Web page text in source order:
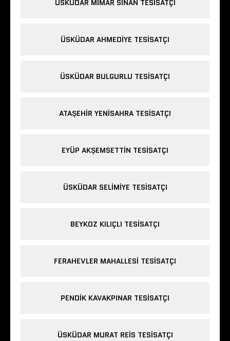
ÜSKÜDAR MIMAR SINAN TESISATÇI
ÜSKÜDAR AHMEDIYE TESISATÇI
ÜSKÜDAR BULGURLU TESISATÇI
ATAŞEHIR YENISAHRA TESISATÇI
EYÜP AKŞEMSETTIN TESISATÇI
ÜSKÜDAR SELIMIYE TESISATÇI
BEYKOZ KILIÇLI TESISATÇI
FERAHEVLER MAHALLESI TESISATÇI
PENDIK KAVAKPINAR TESISATÇI
ÜSKÜDAR MURAT REIS TESISATÇI